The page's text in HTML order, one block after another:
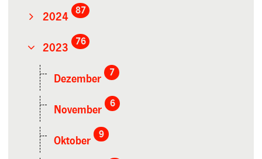
2024
87
2023
76
Dezember
7
November
6
Oktober
9